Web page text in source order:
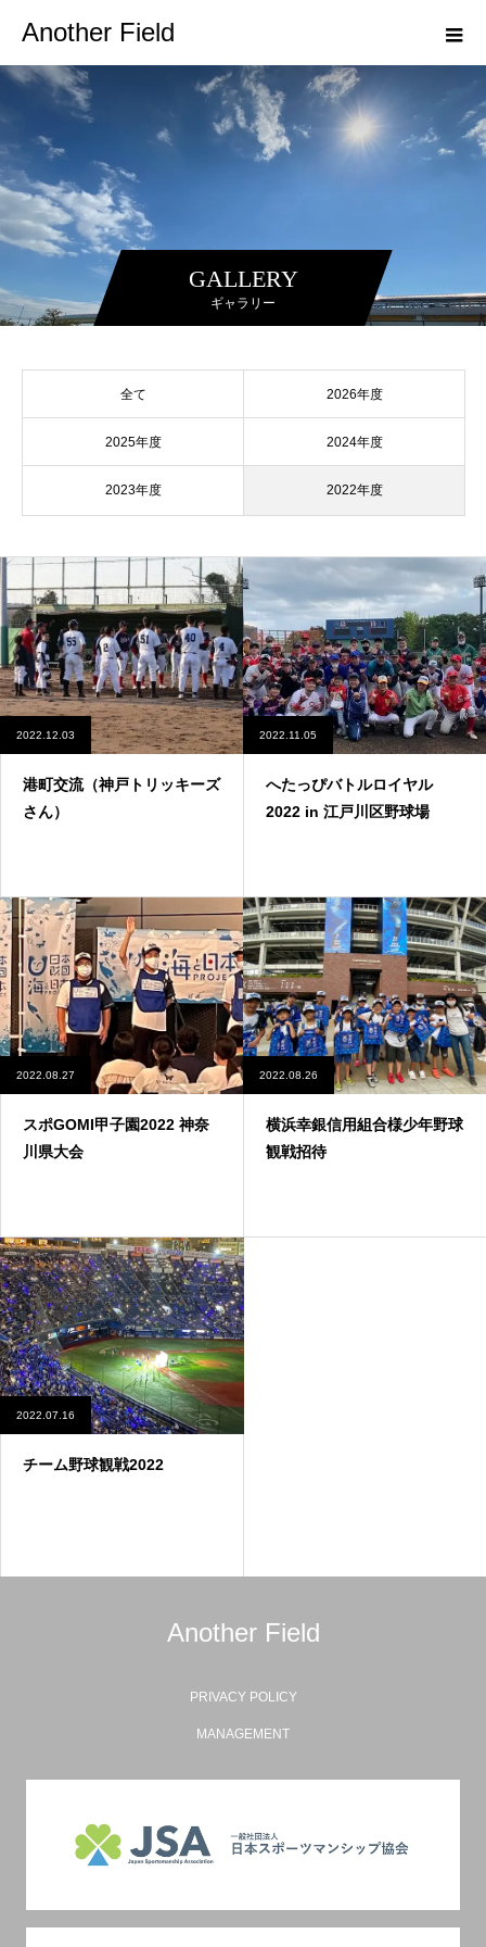
Another Field
GALLERY
ギャラリー
全て 2026年度
2025年度 2024年度
2023年度 2022年度
2022.12.03
港町交流（神戸トリッキーズ
さん）
2022.11.05
へたっぴバトルロイヤル
2022 in 江戸川区野球場
2022.08.27
スポGOMI甲子園2022 神奈
川県大会
2022.08.26
横浜幸銀信用組合様少年野球
観戦招待
2022.07.16
チーム野球観戦2022
Another Field
PRIVACY POLICY
MANAGEMENT